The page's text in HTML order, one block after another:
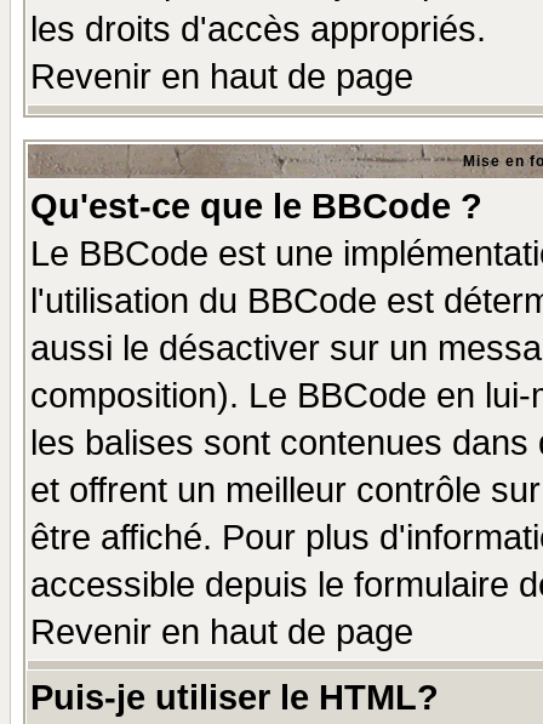
les droits d'accès appropriés.
Revenir en haut de page
Mise en
Qu'est-ce que le BBCode ?
Le BBCode est une
l'utilisation du BBCode est
aussi le désactiver sur un
composition). Le BBCode en
les balises sont contenues
et offrent un meilleur contrôle
être affiché. Pour plus
accessible depuis le formulaire
Revenir en haut de page
Puis-je utiliser le HTML?